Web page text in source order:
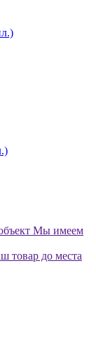
Мы имеем
товар до места